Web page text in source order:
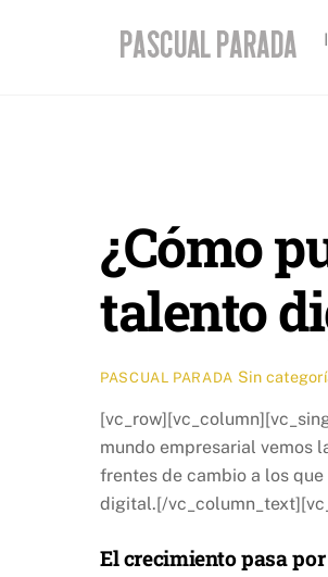
¿Cómo
talento
PASCUAL PARADA Sin
mundo empresarial vemos
frentes de cambio a los
digital.[/
El crecimiento pasa